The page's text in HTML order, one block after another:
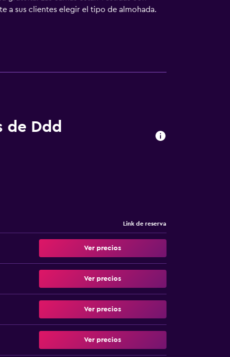
a sus clientes elegir el tipo de almohada.
están equipados con bañera o ducha,
y artículos de higiene personal
de Ddd
Link de reserva
Ver precios
Ver precios
Ver precios
Ver precios